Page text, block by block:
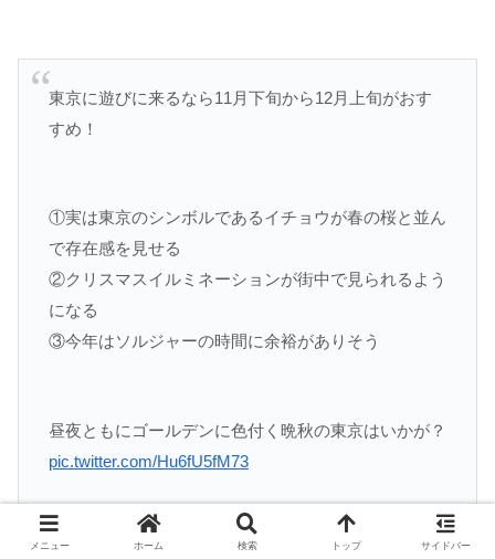
東京に遊びに来るなら11月下旬から12月上旬がおす
すめ！
①実は東京のシンボルであるイチョウが春の桜と並ん
で存在感を見せる
②クリスマスイルミネーションが街中で見られるよう
になる
③今年はソルジャーの時間に余裕がありそう
昼夜ともにゴールデンに色付く晩秋の東京はいかが？
pic.twitter.com/Hu6fU5fM73
— クンニマンソルジャー (@Cunni_Soldier) October
メニュー ホーム 検索 トップ サイドバー